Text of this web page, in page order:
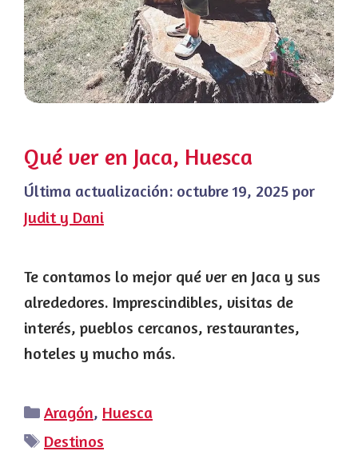
Qué ver en Jaca, Huesca
Última actualización: octubre 19, 2025 por
Judit y Dani
Te contamos lo mejor qué ver en Jaca y sus
alrededores. Imprescindibles, visitas de
interés, pueblos cercanos, restaurantes,
hoteles y mucho más.
Categorías
Aragón, Huesca
Etiquetas
Destinos